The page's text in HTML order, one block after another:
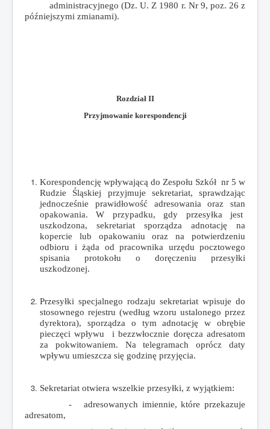
administracyjnego (Dz. U. Z 1980 r. Nr 9, poz. 26 z
późniejszymi zmianami).
Rozdział II
Przyjmowanie korespondencji
Korespondencję wpływającą do Zespołu Szkół nr 5 w
Rudzie Śląskiej przyjmuje sekretariat, sprawdzając
jednocześnie prawidłowość adresowania oraz stan
opakowania. W przypadku, gdy przesyłka jest
uszkodzona, sekretariat sporządza adnotację na
kopercie lub opakowaniu oraz na potwierdzeniu
odbioru i żąda od pracownika urzędu pocztowego
spisania protokołu o doręczeniu przesyłki
uszkodzonej.
Przesyłki specjalnego rodzaju sekretariat wpisuje do
stosownego rejestru (według wzoru ustalonego przez
dyrektora), sporządza o tym adnotację w obrębie
pieczęci wpływu i bezzwłocznie doręcza adresatom
za pokwitowaniem. Na telegramach oprócz daty
wpływu umieszcza się godzinę przyjęcia.
Sekretariat otwiera wszelkie przesyłki, z wyjątkiem:
- adresowanych imiennie, które przekazuje
adresatom,